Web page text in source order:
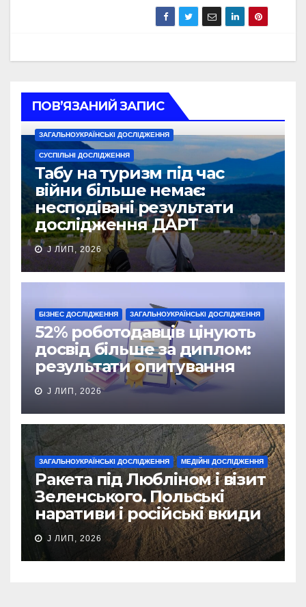
ПОВ’ЯЗАНИЙ ЗАПИС
ЗАГАЛЬНОУКРАЇНСЬКІ ДОСЛІДЖЕННЯ
СУСПІЛЬНІ ДОСЛІДЖЕННЯ
Табу на туризм під час
війни більше немає:
несподівані результати
дослідження ДАРТ
J ЛИП, 2026
БІЗНЕС ДОСЛІДЖЕННЯ ЗАГАЛЬНОУКРАЇНСЬКІ ДОСЛІДЖЕННЯ
52% роботодавців цінують
досвід більше за диплом:
результати опитування
J ЛИП, 2026
ЗАГАЛЬНОУКРАЇНСЬКІ ДОСЛІДЖЕННЯ МЕДІЙНІ ДОСЛІДЖЕННЯ
Ракета під Любліном і візит
Зеленського. Польські
наративи і російські вкиди
J ЛИП, 2026